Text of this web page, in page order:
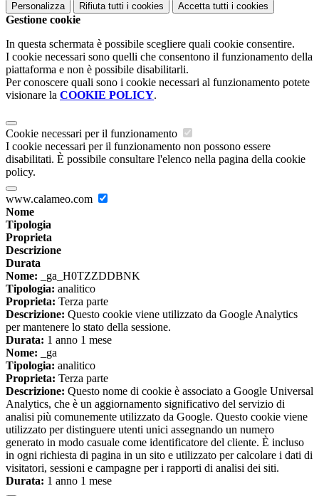
Personalizza Rifiuta tutti i cookies Accetta tutti i cookies
Gestione cookie
In questa schermata è possibile scegliere quali cookie consentire.
I cookie necessari sono quelli che consentono il funzionamento della
piattaforma e non è possibile disabilitarli.
Per conoscere quali sono i cookie necessari al funzionamento potete
visionare la COOKIE POLICY.
Cookie necessari per il funzionamento
I cookie necessari per il funzionamento non possono essere
disabilitati. È possibile consultare l'elenco nella pagina della cookie
policy.
www.calameo.com
Nome
Tipologia
Proprieta
Descrizione
Durata
Nome: _ga_H0TZZDDBNK
Tipologia: analitico
Proprieta: Terza parte
Descrizione: Questo cookie viene utilizzato da Google Analytics
per mantenere lo stato della sessione.
Durata: 1 anno 1 mese
Nome: _ga
Tipologia: analitico
Proprieta: Terza parte
Descrizione: Questo nome di cookie è associato a Google Universal
Analytics, che è un aggiornamento significativo del servizio di
analisi più comunemente utilizzato da Google. Questo cookie viene
utilizzato per distinguere utenti unici assegnando un numero
generato in modo casuale come identificatore del cliente. È incluso
in ogni richiesta di pagina in un sito e utilizzato per calcolare i dati di
visitatori, sessioni e campagne per i rapporti di analisi dei siti.
Durata: 1 anno 1 mese